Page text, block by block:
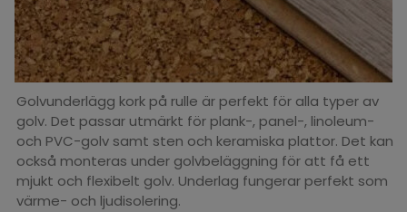
Golvunderlägg kork på rulle är perfekt för alla typer av
golv. Det passar utmärkt för plank-, panel-, linoleum-
och PVC-golv samt sten och keramiska plattor. Det kan
också monteras under golvbeläggning för att få ett
mjukt och flexibelt golv. Underlag fungerar perfekt som
värme- och ljudisolering.